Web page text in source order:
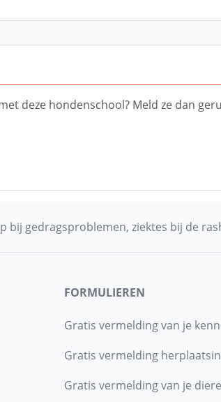
deze hondenschool? Meld ze dan
bij gedragsproblemen, ziektes bij de
FORMULIEREN
Gratis vermelding van je
Gratis vermelding
Gratis vermelding van je